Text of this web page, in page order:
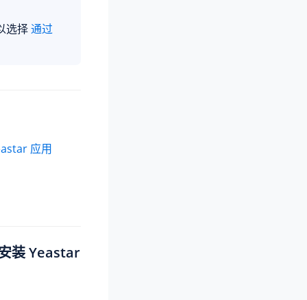
选择通过
应用
装 Yeastar